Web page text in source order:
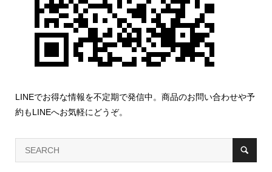
LINEでお得な情報を不定期で発信中。商品のお問い合わせや予